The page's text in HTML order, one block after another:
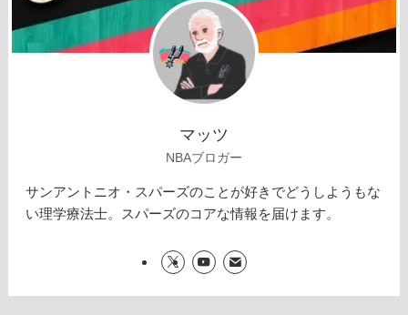
マッツ
NBAブロガー
サンアントニオ・スパーズのことが好きでどうしようもな
い理学療法士。スパーズのコアな情報を届けます。